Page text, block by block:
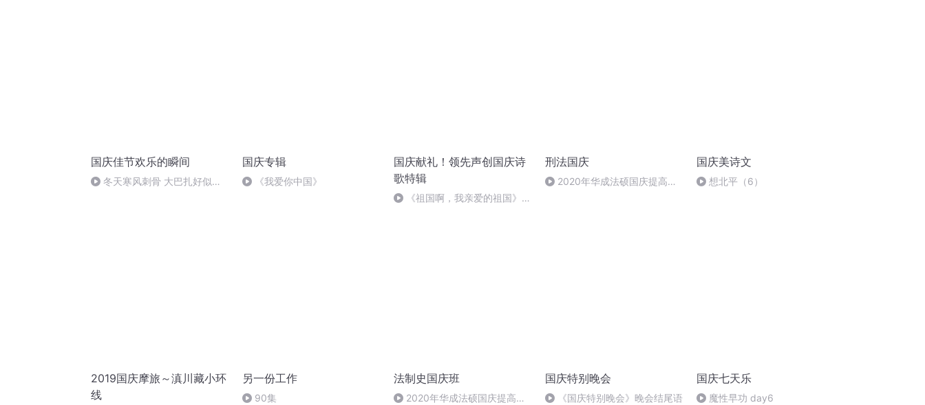
国庆佳节欢乐的瞬间
冬天寒风刺骨 大巴扎好似温
国庆专辑
《我爱你中国》
国庆献礼！领先声创国庆诗
歌特辑
《祖国啊，我亲爱的祖国》温
刑法国庆
2020年华成法硕国庆提高班
国庆美诗文
想北平（6）
2019国庆摩旅～滇川藏小环
线
另一份工作
90集
法制史国庆班
2020年华成法硕国庆提高班
国庆特别晚会
《国庆特别晚会》晚会结尾语
国庆七天乐
魔性早功 day6